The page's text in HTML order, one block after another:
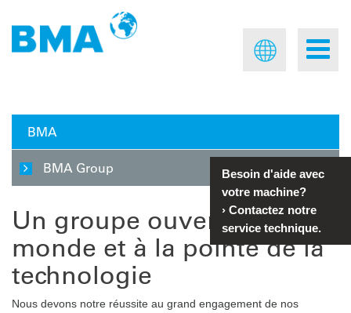
BMA
BMA Group
Un groupe ouvert au
monde et à la pointe de la
technologie
Nous devons notre réussite au grand engagement de nos
Besoin d'aide avec
votre machine?
› Contactez notre
service technique.